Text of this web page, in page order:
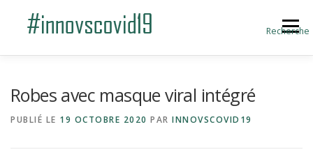
Recherche
Menu
Robes avec masque viral intégré
PUBLIÉ LE 19 OCTOBRE 2020 PAR INNOVSCOVID19